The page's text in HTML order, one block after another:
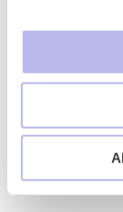
de zorg.
een eenmalige
zorginstelling
tegen
een van onze
over